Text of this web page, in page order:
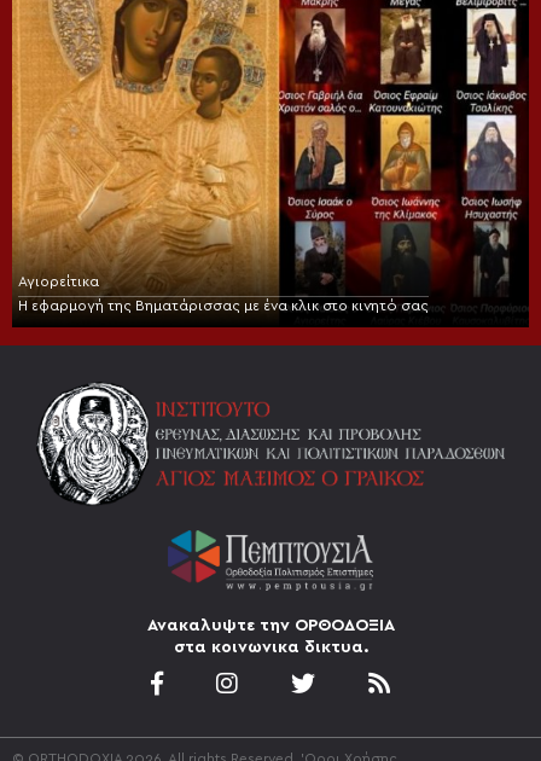
Αγιορείτικα
Η εφαρμογή της Βηματάρισσας με ένα κλικ στο κινητό σας
Ανακαλυψτε την ΟΡΘΟΔΟΞΙΑ
στα κοινωνικα δικτυα.
© ORTHODOXIA 2026. All rights Reserved. 'Οροι Χρήσης